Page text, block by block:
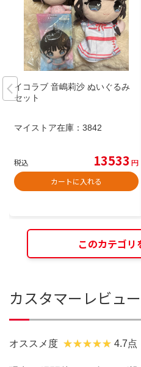
イコラブ 音嶋莉沙 ぬいぐるみ
セット
マイストア在庫： 3842
税込 13533 円
カートに入れる
このカテゴリ
カスタマーレビュー
オススメ度 4.7点